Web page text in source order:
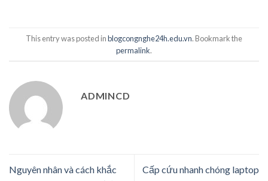
This entry was posted inblogcongnghe24h.edu.vn. Bookmark the
permalink.
ADMINCD
Nguyên nhân và cách khắc
Cấp cứu nhanh chóng laptop